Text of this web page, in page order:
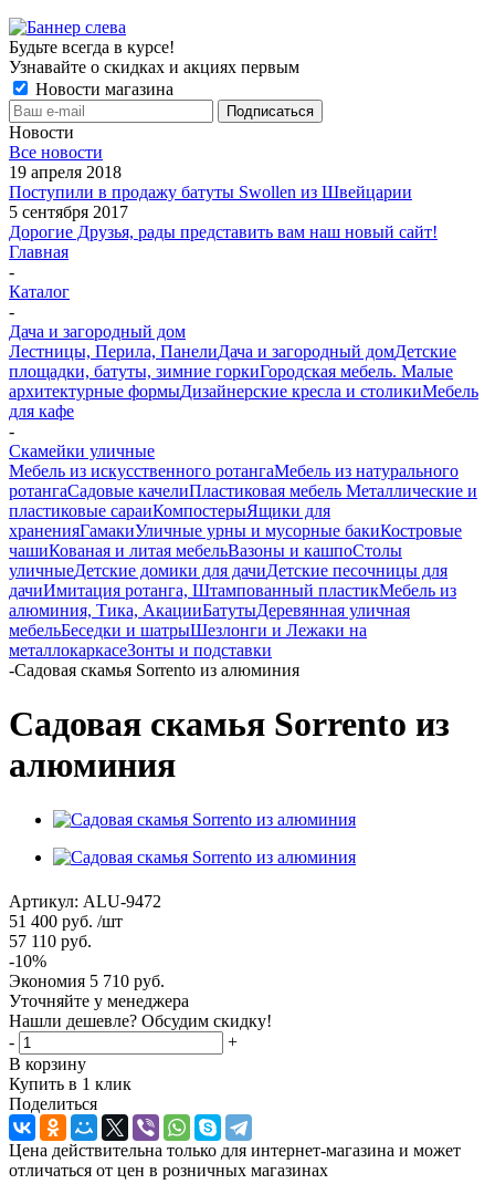
Будьте всегда в курсе!
Узнавайте о скидках и акциях первым
Новости магазина
Новости
Все новости
19 апреля 2018
Поступили в продажу батуты Swollen из Швейцарии
5 сентября 2017
Дорогие Друзья, рады представить вам наш новый сайт!
Главная
-
Каталог
-
Дача и загородный дом
Лестницы, Перила, ПанелиДача и загородный домДетские
площадки, батуты, зимние горкиГородская мебель. Малые
архитектурные формыДизайнерские кресла и столикиМебель
для кафе
-
Скамейки уличные
Мебель из искусственного ротангаМебель из натурального
ротангаСадовые качелиПластиковая мебель Металлические и
пластиковые сараиКомпостерыЯщики для
храненияГамакиУличные урны и мусорные бакиКостровые
чашиКованая и литая мебельВазоны и кашпоСтолы
уличныеДетские домики для дачиДетские песочницы для
дачиИмитация ротанга, Штампованный пластикМебель из
алюминия, Тика, АкацииБатутыДеревянная уличная
мебельБеседки и шатрыШезлонги и Лежаки на
металлокаркасеЗонты и подставки
-Садовая скамья Sorrento из алюминия
Садовая скамья Sorrento из
алюминия
Артикул: ALU-9472
51 400 руб. /шт
57 110 руб.
-10%
Экономия 5 710 руб.
Уточняйте у менеджера
Нашли дешевле? Обсудим скидку!
-
+
В корзину
Купить в 1 клик
Поделиться
Цена действительна только для интернет-магазина и может
отличаться от цен в розничных магазинах